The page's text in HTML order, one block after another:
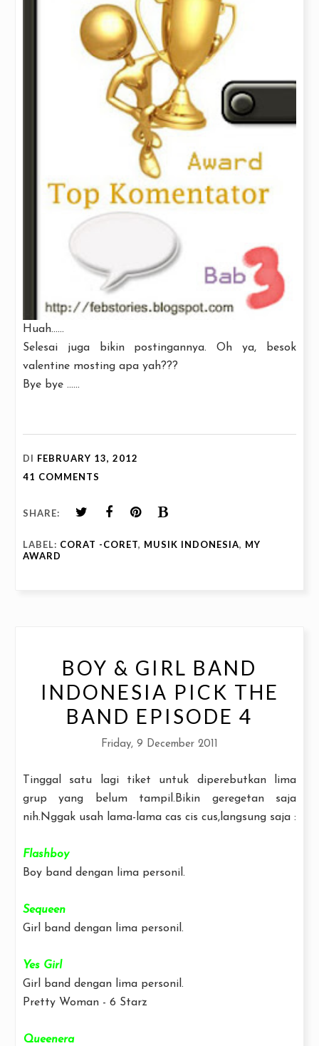
Huah......
Selesai juga bikin postingannya. Oh ya, besok
valentine mosting apa yah???
Bye bye ......
DI FEBRUARY 13, 2012
41 COMMENTS
SHARE:
LABEL: CORAT -CORET, MUSIK INDONESIA, MY
AWARD
BOY & GIRL BAND
INDONESIA PICK THE
BAND EPISODE 4
Friday, 9 December 2011
Tinggal satu lagi tiket untuk diperebutkan lima
grup yang belum tampil.Bikin geregetan saja
nih.Nggak usah lama-lama cas cis cus,langsung saja :
Flashboy
Boy band dengan lima personil.
Sequeen
Girl band dengan lima personil.
Yes Girl
Girl band dengan lima personil.
Pretty Woman - 6 Starz
Queenera